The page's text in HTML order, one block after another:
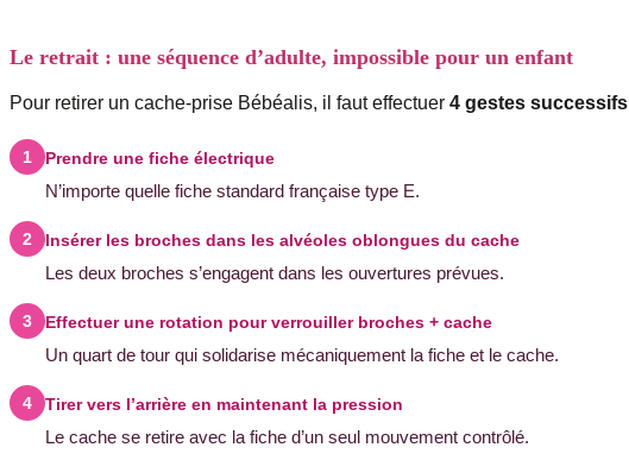
Le retrait : une séquence d’adulte, impossible pour un enfant
Pour retirer un cache-prise Bébéalis, il faut effectuer 4 gestes successifs
Prendre une fiche électrique
N’importe quelle fiche standard française type E.
Insérer les broches dans les alvéoles oblongues du cache
Les deux broches s’engagent dans les ouvertures prévues.
Effectuer une rotation pour verrouiller broches + cache
Un quart de tour qui solidarise mécaniquement la fiche et le cache.
Tirer vers l’arrière en maintenant la pression
Le cache se retire avec la fiche d’un seul mouvement contrôlé.